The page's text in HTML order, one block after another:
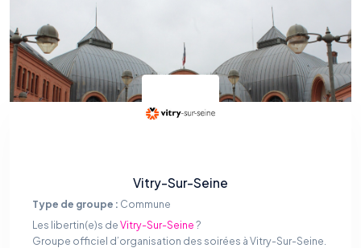
Vitry-Sur-Seine
Type de groupe : Commune
Les libertin(e)s deVitry-Sur-Seine?
Groupe officiel d’organisation des soirées à Vitry-Sur-Seine.